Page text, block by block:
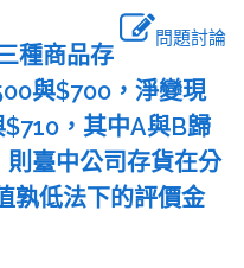
問題討論
種商品存
與$700，淨變現
，其中A與B歸
臺中公司存貨在分
孰低法下的評價金